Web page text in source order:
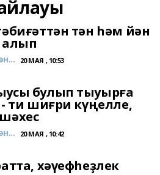
тән һәм йән
алып
20 МАЯ , 10:53
булып тыуырға
- ти шиғри күңелле,
20 МАЯ , 10:42
хәүефһеҙлек